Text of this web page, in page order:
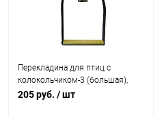
Перекладина для птиц с
колокольчиком-3 (большая),
выс.28см шир.16см
205 руб. / шт